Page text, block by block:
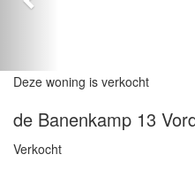
Deze woning is verkocht
de Banenkamp 13
Verkocht